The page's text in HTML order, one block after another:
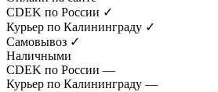
CDEK по России ✓
Курьер по Калининграду ✓
Самовывоз ✓
Наличными
CDEK по России —
Курьер по Калининграду —